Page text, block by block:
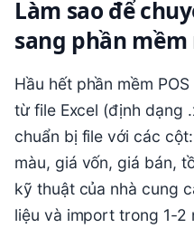
Làm sao để
sang phần mềm
Hầu hết phần mềm
từ file Excel (định dạng
chuẩn bị file với các
màu, giá vốn, giá bán,
kỹ thuật của nhà cung
liệu và import trong 1-2